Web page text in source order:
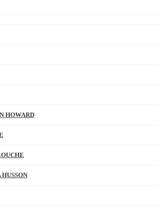
HOWARD